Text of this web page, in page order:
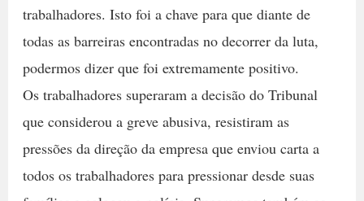
trabalhadores. Isto foi a chave para que diante de
todas as barreiras encontradas no decorrer da luta,
podermos dizer que foi extremamente positivo.
Os trabalhadores superaram a decisão do Tribunal
que considerou a greve abusiva, resistiram as
pressões da direção da empresa que enviou carta a
todos os trabalhadores para pressionar desde suas